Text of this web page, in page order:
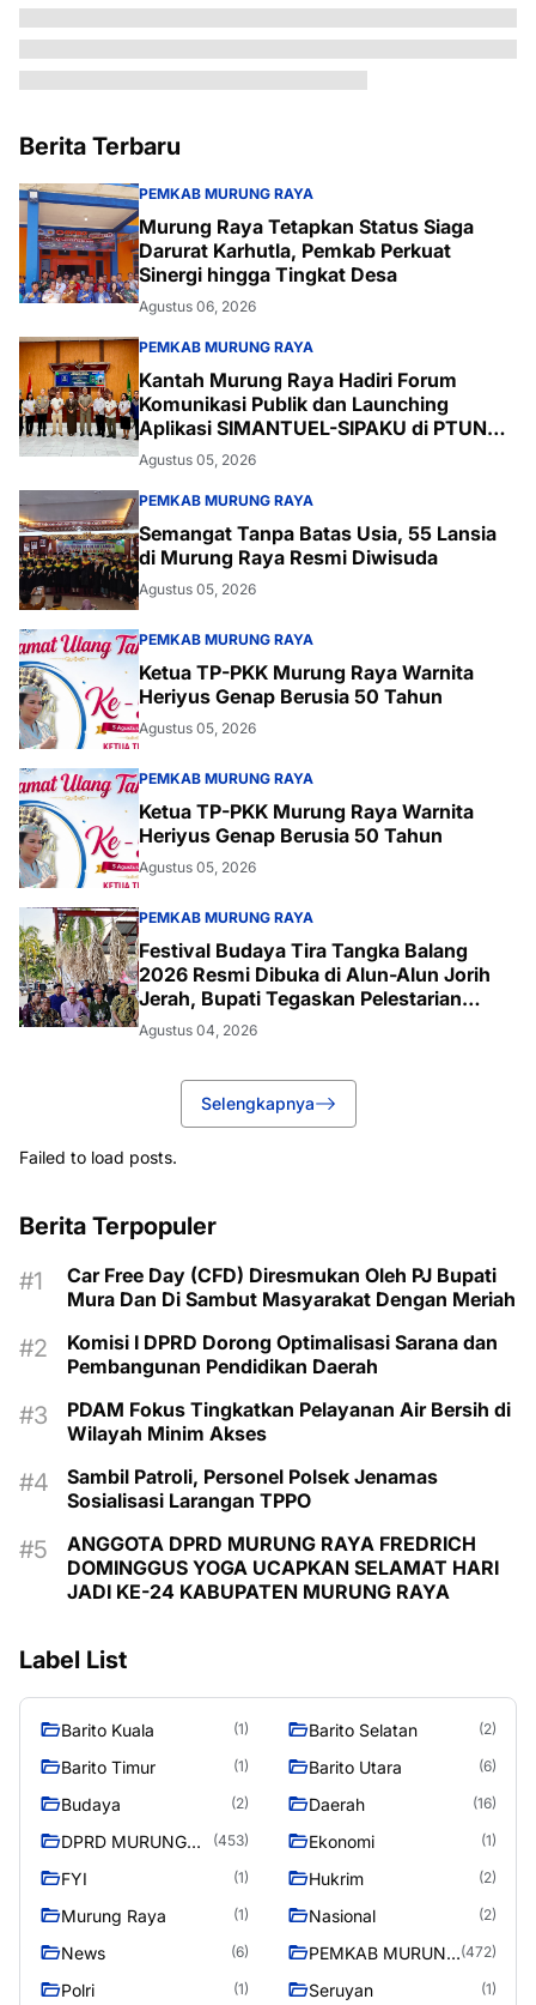
Berita Terbaru
PEMKAB MURUNG RAYA
Murung Raya Tetapkan Status Siaga
Darurat Karhutla, Pemkab Perkuat
Sinergi hingga Tingkat Desa
Agustus 06, 2026
PEMKAB MURUNG RAYA
Kantah Murung Raya Hadiri Forum
Komunikasi Publik dan Launching
Aplikasi SIMANTUEL-SIPAKU di PTUN
Palangka Raya
Agustus 05, 2026
PEMKAB MURUNG RAYA
Semangat Tanpa Batas Usia, 55 Lansia
di Murung Raya Resmi Diwisuda
Agustus 05, 2026
PEMKAB MURUNG RAYA
Ketua TP-PKK Murung Raya Warnita
Heriyus Genap Berusia 50 Tahun
Agustus 05, 2026
PEMKAB MURUNG RAYA
Ketua TP-PKK Murung Raya Warnita
Heriyus Genap Berusia 50 Tahun
Agustus 05, 2026
PEMKAB MURUNG RAYA
Festival Budaya Tira Tangka Balang
2026 Resmi Dibuka di Alun-Alun Jorih
Jerah, Bupati Tegaskan Pelestarian
Budaya
Agustus 04, 2026
Selengkapnya
Failed to load posts.
Berita Terpopuler
Car Free Day (CFD) Diresmukan Oleh PJ Bupati
Mura Dan Di Sambut Masyarakat Dengan Meriah
Komisi I DPRD Dorong Optimalisasi Sarana dan
Pembangunan Pendidikan Daerah
PDAM Fokus Tingkatkan Pelayanan Air Bersih di
Wilayah Minim Akses
Sambil Patroli, Personel Polsek Jenamas
Sosialisasi Larangan TPPO
ANGGOTA DPRD MURUNG RAYA FREDRICH
DOMINGGUS YOGA UCAPKAN SELAMAT HARI
JADI KE-24 KABUPATEN MURUNG RAYA
Label List
Barito Kuala (1) Barito Selatan (2)
Barito Timur (1) Barito Utara (6)
Budaya (2) Daerah (16)
DPRD MURUNG
(453) Ekonomi (1)
FYI (1) Hukrim (2)
Murung Raya (1) Nasional (2)
News (6)
PEMKAB MURUNG (472)
Polri (1) Seruyan (1)